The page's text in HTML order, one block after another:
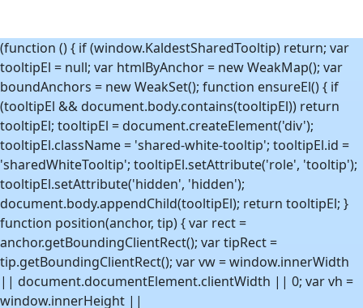
(function () { if (window.KaldestSharedTooltip) return; var
tooltipEl = null; var htmlByAnchor = new WeakMap(); var
boundAnchors = new WeakSet(); function ensureEl() { if
(tooltipEl && document.body.contains(tooltipEl)) return
tooltipEl; tooltipEl = document.createElement('div');
tooltipEl.className = 'shared-white-tooltip'; tooltipEl.id =
'sharedWhiteTooltip'; tooltipEl.setAttribute('role', 'tooltip');
tooltipEl.setAttribute('hidden', 'hidden');
document.body.appendChild(tooltipEl); return tooltipEl; }
function position(anchor, tip) { var rect =
anchor.getBoundingClientRect(); var tipRect =
tip.getBoundingClientRect(); var vw = window.innerWidth
|| document.documentElement.clientWidth || 0; var vh =
window.innerHeight ||